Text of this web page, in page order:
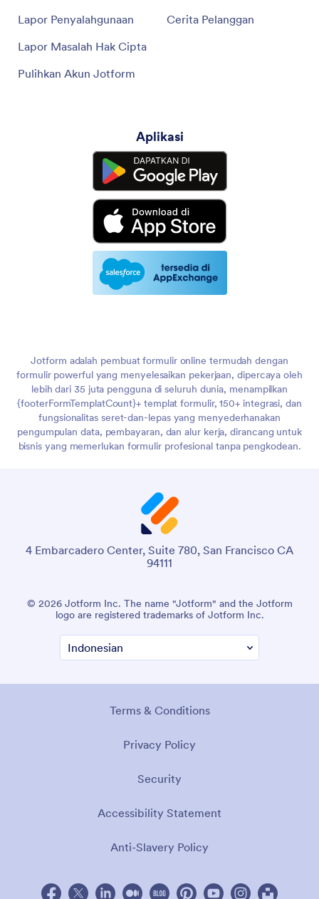
Lapor Penyalahgunaan
Lapor Masalah Hak Cipta
Pulihkan Akun Jotform
Cerita Pelanggan
Aplikasi
Jotform adalah pembuat formulir online termudah dengan
formulir powerful yang menyelesaikan pekerjaan, dipercaya oleh
lebih dari 35 juta pengguna di seluruh dunia, menampilkan
{footerFormTemplatCount}+ templat formulir, 150+ integrasi, dan
fungsionalitas seret-dan-lepas yang menyederhanakan
pengumpulan data, pembayaran, dan alur kerja, dirancang untuk
bisnis yang memerlukan formulir profesional tanpa pengkodean.
4 Embarcadero Center, Suite 780, San Francisco CA
94111
© 2026 Jotform Inc. The name "Jotform" and the Jotform
logo are registered trademarks of Jotform Inc.
Terms & Conditions
Privacy Policy
Security
Accessibility Statement
Anti-Slavery Policy